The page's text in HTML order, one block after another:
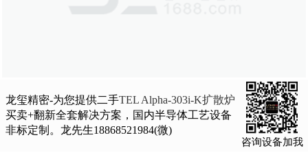
龙玺精密-为您提供二手TEL Alpha-303i-K扩散炉
买卖+翻新全套解决方案，国内半导体工艺设备
非标定制。龙先生18868521984(微)
咨询设备加我